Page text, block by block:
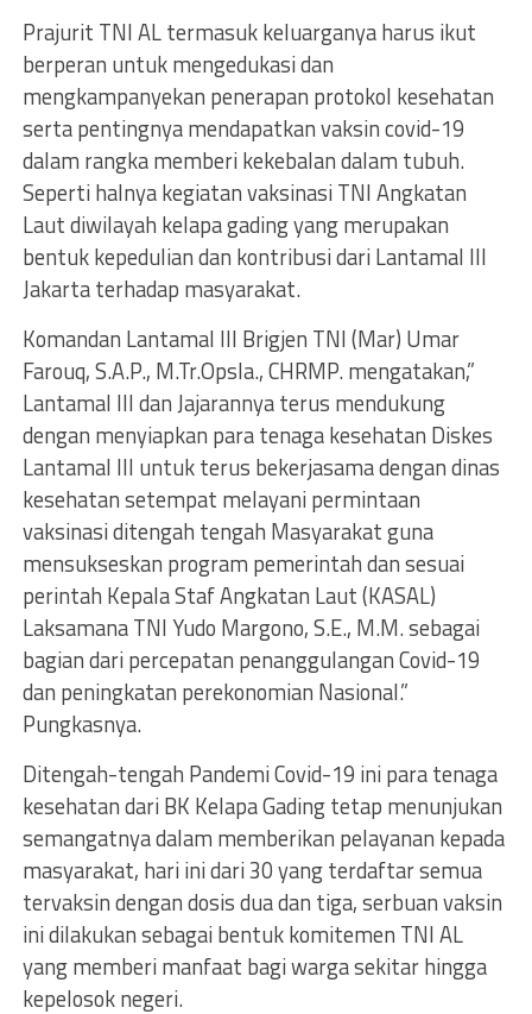
Prajurit TNI AL termasuk keluarganya harus ikut
berperan untuk mengedukasi dan
mengkampanyekan penerapan protokol kesehatan
serta pentingnya mendapatkan vaksin covid-19
dalam rangka memberi kekebalan dalam tubuh.
Seperti halnya kegiatan vaksinasi TNI Angkatan
Laut diwilayah kelapa gading yang merupakan
bentuk kepedulian dan kontribusi dari Lantamal III
Jakarta terhadap masyarakat.
Komandan Lantamal III Brigjen TNI (Mar) Umar
Farouq, S.A.P., M.Tr.Opsla., CHRMP. mengatakan,”
Lantamal III dan Jajarannya terus mendukung
dengan menyiapkan para tenaga kesehatan Diskes
Lantamal III untuk terus bekerjasama dengan dinas
kesehatan setempat melayani permintaan
vaksinasi ditengah tengah Masyarakat guna
mensukseskan program pemerintah dan sesuai
perintah Kepala Staf Angkatan Laut (KASAL)
Laksamana TNI Yudo Margono, S.E., M.M. sebagai
bagian dari percepatan penanggulangan Covid-19
dan peningkatan perekonomian Nasional.”
Pungkasnya.
Ditengah-tengah Pandemi Covid-19 ini para tenaga
kesehatan dari BK Kelapa Gading tetap menunjukan
semangatnya dalam memberikan pelayanan kepada
masyarakat, hari ini dari 30 yang terdaftar semua
tervaksin dengan dosis dua dan tiga, serbuan vaksin
ini dilakukan sebagai bentuk komitemen TNI AL
yang memberi manfaat bagi warga sekitar hingga
kepelosok negeri.